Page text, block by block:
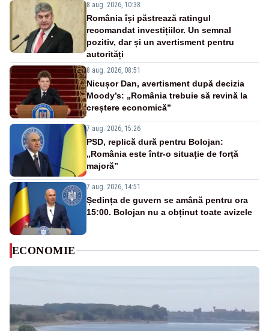
8 aug. 2026, 10:38
România își păstrează ratingul
recomandat investițiilor. Un semnal
pozitiv, dar și un avertisment pentru
autorități
8 aug. 2026, 08:51
Nicușor Dan, avertisment după decizia
Moody’s: „România trebuie să revină la
creștere economică”
7 aug. 2026, 15:26
PSD, replică dură pentru Bolojan:
„România este într-o situație de forță
majoră”
7 aug. 2026, 14:51
Ședința de guvern se amână pentru ora
15:00. Bolojan nu a obținut toate avizele
ECONOMIE